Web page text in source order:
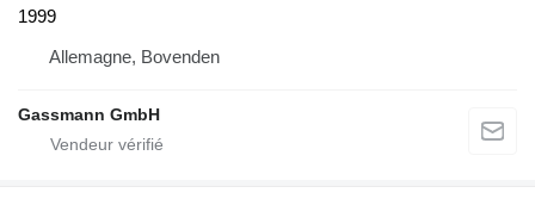
1999
Allemagne, Bovenden
Gassmann GmbH